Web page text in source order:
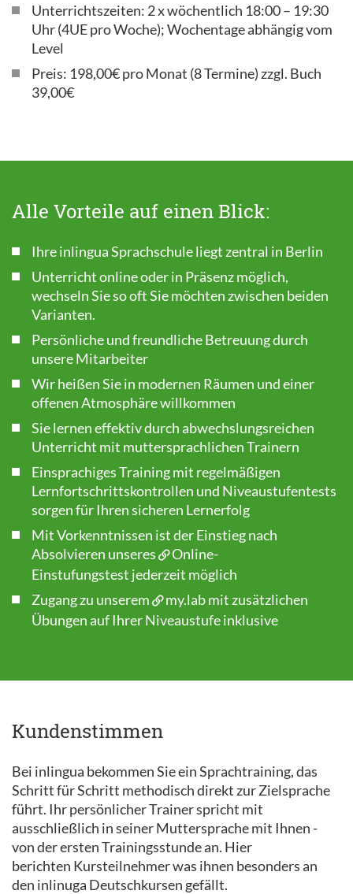
Unterrichtszeiten: 2 x wöchentlich 18:00 – 19:30
Uhr (4UE pro Woche); Wochentage abhängig vom
Level
Preis: 198,00€ pro Monat (8 Termine) zzgl. Buch
39,00€
Alle Vorteile auf einen Blick:
Ihre inlingua Sprachschule liegt zentral in Berlin
Unterricht online oder in Präsenz möglich,
wechseln Sie so oft Sie möchten zwischen beiden
Varianten.
Persönliche und freundliche Betreuung durch
unsere Mitarbeiter
Wir heißen Sie in modernen Räumen und einer
offenen Atmosphäre willkommen
Sie lernen effektiv durch abwechslungsreichen
Unterricht mit muttersprachlichen Trainern
Einsprachiges Training mit regelmäßigen
Lernfortschrittskontrollen und Niveaustufentests
sorgen für Ihren sicheren Lernerfolg
Mit Vorkenntnissen ist der Einstieg nach
Absolvieren unseres
Online-
Einstufungstest jederzeit möglich
Zugang zu unserem
my.labmit zusätzlichen
Übungen auf Ihrer Niveaustufe inklusive
Kundenstimmen
Bei inlingua bekommen Sie ein Sprachtraining, das
Schritt für Schritt methodisch direkt zur Zielsprache
führt. Ihr persönlicher Trainer spricht mit
ausschließlich in seiner Muttersprache mit Ihnen -
von der ersten Trainingsstunde an. Hier
berichten Kursteilnehmer was ihnen besonders an
den inlinuga Deutschkursen gefällt.